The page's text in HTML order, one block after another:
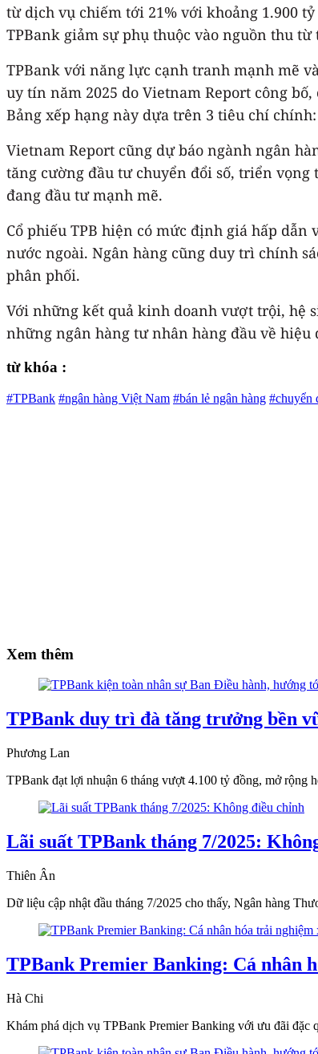
từ dịch vụ chiếm tới 21% với khoảng 1.900
TPBank giảm sự phụ thuộc vào nguồn thu
TPBank với năng lực cạnh tranh mạnh mẽ
uy tín năm 2025 do Vietnam Report công
Bảng xếp hạng này dựa trên 3 tiêu chí
Vietnam Report cũng dự báo ngành ngân
tăng cường đầu tư chuyển đổi số, triển
đang đầu tư mạnh mẽ.
Cổ phiếu TPB hiện có mức định giá hấp
nước ngoài. Ngân hàng cũng duy trì chính
phân phối.
Với những kết quả kinh doanh vượt trội, hệ
những ngân hàng tư nhân hàng đầu về
từ khóa :
#TPBank #ngân hàng Việt Nam #bán lẻ ngân hàng #chuyển
Xem thêm
TPBank duy trì đà tăng trưởng bền
Phương Lan
TPBank đạt lợi nhuận 6 tháng vượt 4.100 tỷ đồng, mở rộng
Lãi suất TPBank tháng 7/2025:
Thiên Ân
Dữ liệu cập nhật đầu tháng 7/2025 cho thấy, Ngân hàng
TPBank Premier Banking: Cá nhân
Hà Chi
Khám phá dịch vụ TPBank Premier Banking với ưu đãi đặc